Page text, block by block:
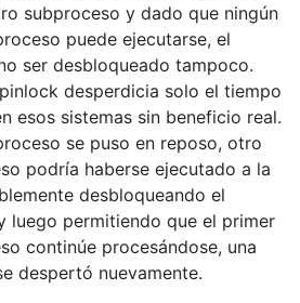
subproceso y dado que ningún
puede ejecutarse, el
ser desbloqueado tampoco.
desperdicia solo el tiempo
esos sistemas sin beneficio real.
se puso en reposo, otro
podría haberse ejecutado a la
desbloqueando el
luego permitiendo que el primer
continúe procesándose, una
despertó nuevamente.